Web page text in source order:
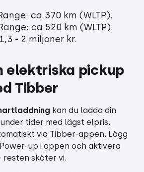
ca 370 km (WLTP).
ca 520 km (WLTP).
- 2 miljoner kr.
elektriska pickup
Tibber
kan du ladda din
tider med lägst elpris.
via Tibber-appen. Lägg
up i appen och aktivera
resten sköter vi.